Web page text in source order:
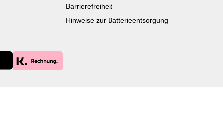
ist Band 1
of Shadow and
Shadow könnte sie retten,
of Shadow and Magic–
Barrierefreiheit
Hinweise zur Batterieentsorgung